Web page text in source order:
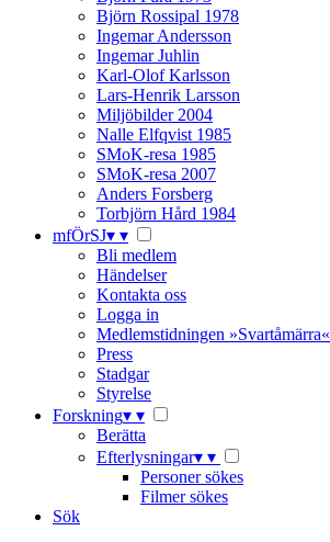
Björn Rossipal 1978
Ingemar Andersson
Ingemar Juhlin
Karl-Olof Karlsson
Lars-Henrik Larsson
Miljöbilder 2004
Nalle Elfqvist 1985
SMoK-resa 1985
SMoK-resa 2007
Anders Forsberg
Torbjörn Hård 1984
mfÖrSJ▾ ▾
Bli medlem
Händelser
Kontakta oss
Logga in
Medlemstidningen »Svartåmärra«
Press
Stadgar
Styrelse
Forskning▾ ▾
Berätta
Efterlysningar▾ ▾
Personer sökes
Filmer sökes
Sök